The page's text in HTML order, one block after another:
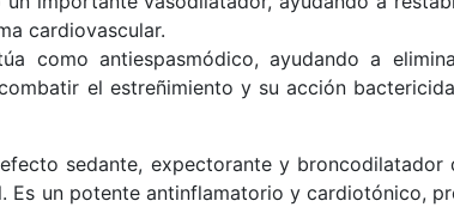
cardiovascular.
como antiespasmódico, ayudando a
el estreñimiento y su acción
sedante, expectorante y broncodilatador
Es un potente antinflamatorio y cardiotónico,